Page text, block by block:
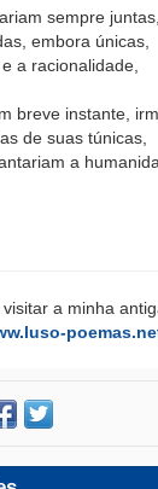
sempre juntas,
embora únicas,
a racionalidade,
breve instante,
de suas túnicas,
a
a minha